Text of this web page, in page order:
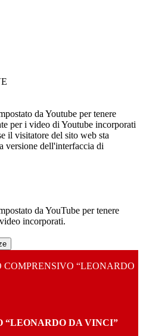
da Youtube per tenere
per i video di Youtube incorporati
il visitatore del sito web sta
versione dell'interfaccia di
da YouTube per tenere
incorporati.
COMPRENSIVO “LEONARDO
“LEONARDO DA VINCI”